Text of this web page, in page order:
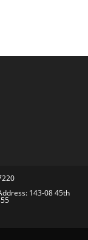
143-08 45th